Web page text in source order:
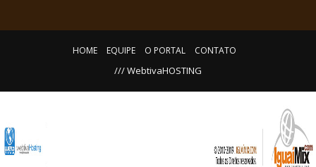
HOME EQUIPE O PORTAL CONTATO
/// WebtivaHOSTING